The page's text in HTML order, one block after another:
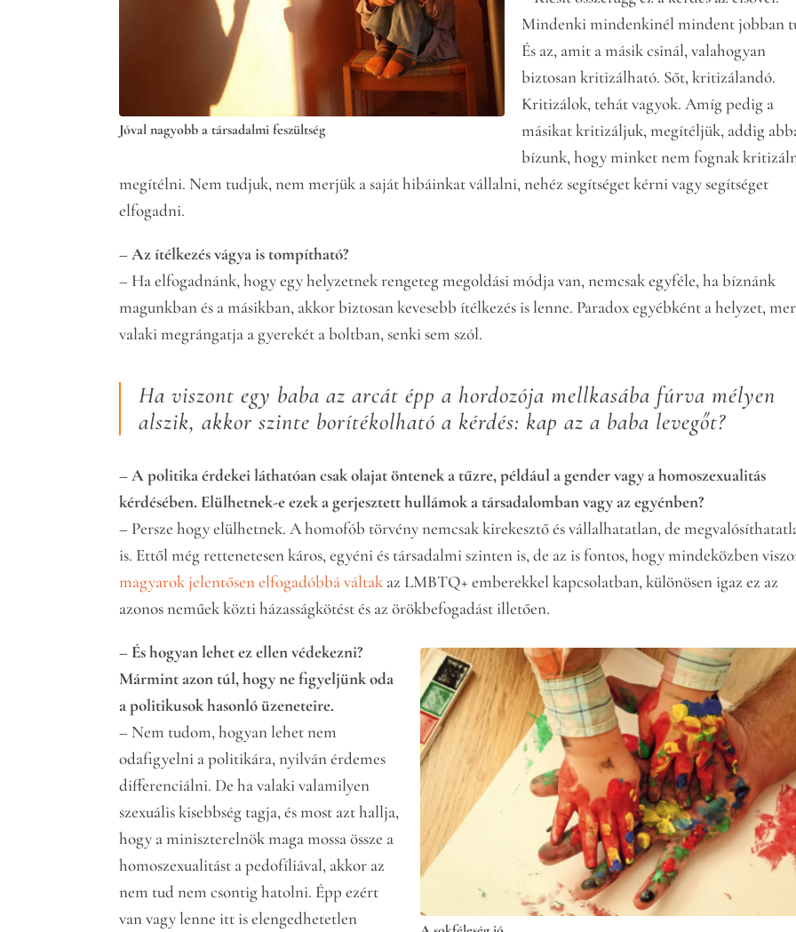
Jóval nagyobb a társadalmi feszültség
Mindenki mindenkinél mindent jobban
És az, amit a másik csinál, valahogyan
biztosan kritizálható. Sőt, kritizálandó.
Kritizálok, tehát vagyok. Amíg pedig a
másikat kritizáljuk, megítéljük, addig
bízunk, hogy minket nem fognak
megítélni. Nem tudjuk, nem merjük a saját hibáinkat vállalni, nehéz segítséget kérni vagy segítséget
elfogadni.
– Az ítélkezés vágya is tompítható?
– Ha elfogadnánk, hogy egy helyzetnek rengeteg megoldási módja van, nemcsak egyféle, ha bíznánk
magunkban és a másikban, akkor biztosan kevesebb ítélkezés is lenne. Paradox egyébként a helyzet,
valaki megrángatja a gyerekét a boltban, senki sem szól.
Ha viszont egy baba az arcát épp a hordozója mellkasába fúrva mélyen
alszik, akkor szinte borítékolható a kérdés: kap az a baba levegőt?
– A politika érdekei láthatóan csak olajat öntenek a tűzre, például a gender vagy a homoszexualitás
kérdésében. Elülhetnek-e ezek a gerjesztett hullámok a társadalomban vagy az egyénben?
– Persze hogy elülhetnek. A homofób törvény nemcsak kirekesztő és vállalhatatlan, de
is. Ettől még rettenetesen káros, egyéni és társadalmi szinten is, de az is fontos, hogy mindeközben
magyarok jelentősen elfogadóbbá váltak az LMBTQ+ emberekkel kapcsolatban, különösen igaz ez az
azonos neműek közti házasságkötést és az örökbefogadást illetően.
– És hogyan lehet ez ellen védekezni?
Mármint azon túl, hogy ne figyeljünk oda
a politikusok hasonló üzeneteire.
– Nem tudom, hogyan lehet nem
odafigyelni a politikára, nyilván érdemes
differenciálni. De ha valaki valamilyen
szexuális kisebbség tagja, és most azt hallja,
hogy a miniszterelnök maga mossa össze a
homoszexualitást a pedofíliával, akkor az
nem tud nem csontig hatolni. Épp ezért
van vagy lenne itt is elengedhetetlen